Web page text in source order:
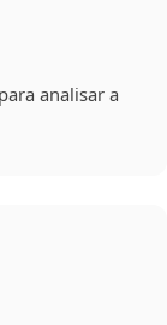
analisar a